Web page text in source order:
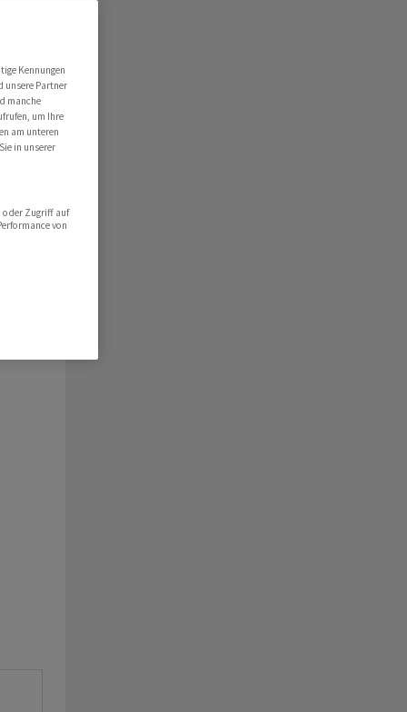
Kennungen
unsere Partner
manche
um Ihre
am unteren
in unserer
oder Zugriff auf
von